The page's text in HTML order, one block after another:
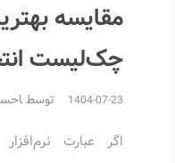
مقایسه
چک‌لیست
1404-07-23 توسط
اگر عبارت